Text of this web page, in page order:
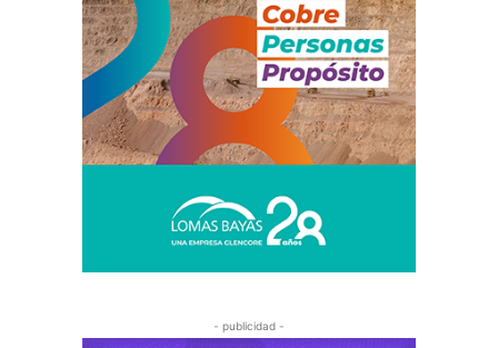
- publicidad -